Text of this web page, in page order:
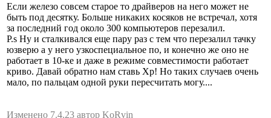
Если железо совсем старое то драйверов на него может не
быть под десятку. Больше никаких косяков не встречал, хотя
за последний год около 300 компьютеров перезалил.
P.s Ну и сталкивался еще пару раз с тем что перезалил тачку
юзверю а у него узкоспециальное по, и конечно же оно не
работает в 10-ке и даже в режиме совместимости работает
криво. Давай обратно нам ставь Xp! Но таких случаев очень
мало, по пальцам одной руки пересчитать могу....
Изменено 7.4.23 автор KoRvin